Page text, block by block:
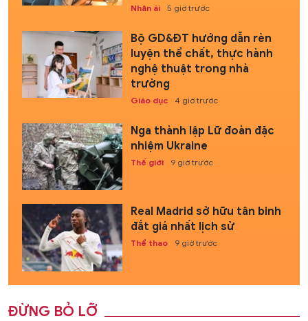
Nhân ái 5 giờ trước
Bộ GD&ĐT hướng dẫn rèn
luyện thể chất, thực hành
nghệ thuật trong nhà
trường
Giáo dục 4 giờ trước
Nga thành lập Lữ đoàn đặc
nhiệm Ukraine
Thế giới 9 giờ trước
Real Madrid sở hữu tân binh
đắt giá nhất lịch sử
Thể thao 9 giờ trước
ĐỪNG BỎ LỠ